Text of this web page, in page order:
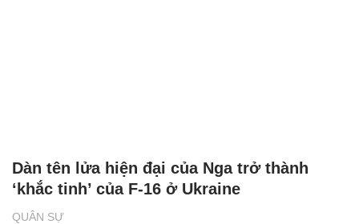
QUÂN SỰ
Dàn tên lửa hiện đại của Nga trở thành
‘khắc tinh’ của F-16 ở Ukraine